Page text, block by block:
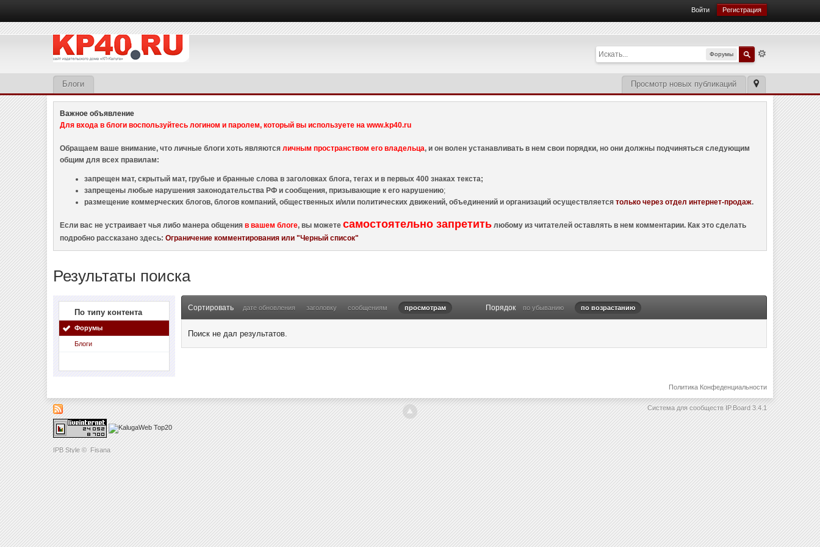
IPB Style © Fisana
Войти Регистрация
Форумы
Просмотр новых публикаций
Блоги
Важное объявление
Для входа в блоги воспользуйтесь логином и паролем, который вы используете на www.kp40.ru
Обращаем ваше внимание, что личные блоги хоть являютсяличным пространством его владельца, и он волен устанавливать в нем свои порядки, но они должны подчиняться следующим
общим для всех правилам:
запрещен мат, скрытый мат, грубые и бранные слова в заголовках блога, тегах и в первых 400 знаках текста;
запрещены любые нарушения законодательства РФ и сообщения, призывающие к его нарушению;
размещение коммерческих блогов, блогов компаний, общественных и/или политических движений, объединений и организаций осуществляетсятолько через отдел интернет-продаж.
Если вас не устраивает чья либо манера общенияв вашем блоге, вы можетесамостоятельно запретить любому из читателей оставлять в нем комментарии. Как это сделать
подробно рассказано здесь:Ограничение комментирования или "Черный список"
Результаты поиска
По типу контента
Форумы
Блоги
Сортировать дате обновления заголовку сообщениям просмотрам Порядок по убыванию по возрастанию
Поиск не дал результатов.
Политика Конфеденциальности
Система для сообществ IP.Board 3.4.1